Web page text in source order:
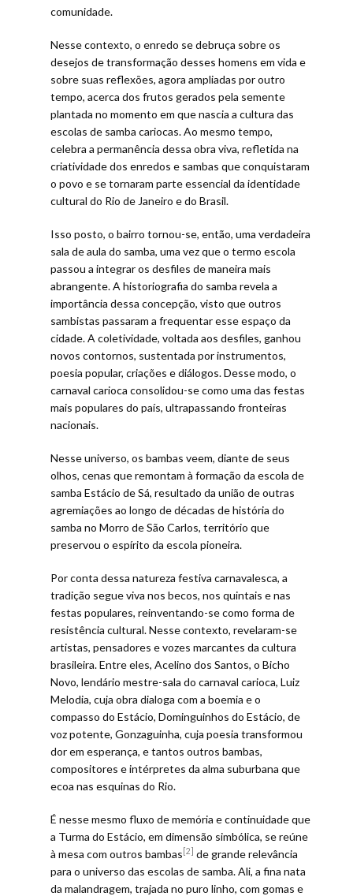
comunidade.
Nesse contexto, o enredo se debruça sobre os
desejos de transformação desses homens em vida e
sobre suas reflexões, agora ampliadas por outro
tempo, acerca dos frutos gerados pela semente
plantada no momento em que nascia a cultura das
escolas de samba cariocas. Ao mesmo tempo,
celebra a permanência dessa obra viva, refletida na
criatividade dos enredos e sambas que conquistaram
o povo e se tornaram parte essencial da identidade
cultural do Rio de Janeiro e do Brasil.
Isso posto, o bairro tornou-se, então, uma verdadeira
sala de aula do samba, uma vez que o termo escola
passou a integrar os desfiles de maneira mais
abrangente. A historiografia do samba revela a
importância dessa concepção, visto que outros
sambistas passaram a frequentar esse espaço da
cidade. A coletividade, voltada aos desfiles, ganhou
novos contornos, sustentada por instrumentos,
poesia popular, criações e diálogos. Desse modo, o
carnaval carioca consolidou-se como uma das festas
mais populares do país, ultrapassando fronteiras
nacionais.
Nesse universo, os bambas veem, diante de seus
olhos, cenas que remontam à formação da escola de
samba Estácio de Sá, resultado da união de outras
agremiações ao longo de décadas de história do
samba no Morro de São Carlos, território que
preservou o espírito da escola pioneira.
Por conta dessa natureza festiva carnavalesca, a
tradição segue viva nos becos, nos quintais e nas
festas populares, reinventando-se como forma de
resistência cultural. Nesse contexto, revelaram-se
artistas, pensadores e vozes marcantes da cultura
brasileira. Entre eles, Acelino dos Santos, o Bicho
Novo, lendário mestre-sala do carnaval carioca, Luiz
Melodia, cuja obra dialoga com a boemia e o
compasso do Estácio, Dominguinhos do Estácio, de
voz potente, Gonzaguinha, cuja poesia transformou
dor em esperança, e tantos outros bambas,
compositores e intérpretes da alma suburbana que
ecoa nas esquinas do Rio.
É nesse mesmo fluxo de memória e continuidade que
a Turma do Estácio, em dimensão simbólica, se reúne
à mesa com outros bambas [2] de grande relevância
para o universo das escolas de samba. Ali, a fina nata
da malandragem, trajada no puro linho, com gomas e